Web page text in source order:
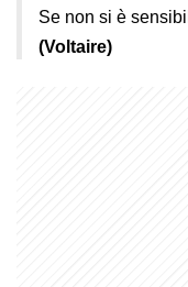
Se non si è
(Voltaire)